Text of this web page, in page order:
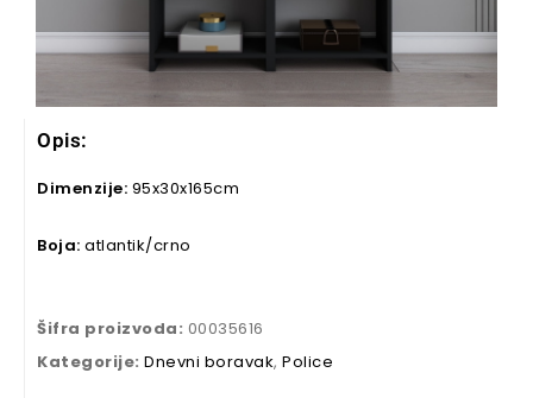
Opis:
Dimenzije: 95x30x165cm
Boja: atlantik/crno
Šifra proizvoda: 00035616
Kategorije: Dnevni boravak, Police